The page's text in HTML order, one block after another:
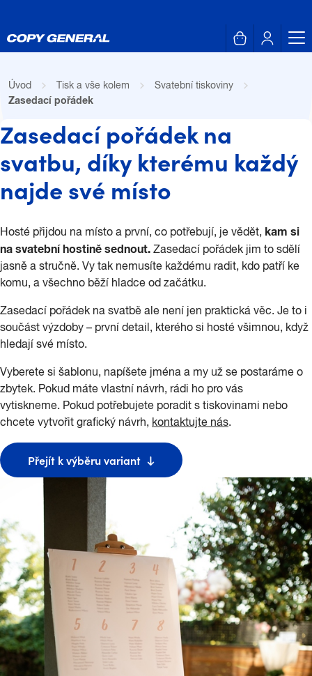
Úvod Tisk a vše kolem
Svatební tiskoviny
Zasedací pořádek
Zasedací pořádek na
svatbu, díky kterému každý
najde své místo
Hosté přijdou na místo a první, co potřebují, je vědět, kam si
na svatební hostině sednout. Zasedací pořádek jim to sdělí
jasně a stručně. Vy tak nemusíte každému radit, kdo patří ke
komu, a všechno běží hladce od začátku.
Zasedací pořádek na svatbě ale není jen praktická věc. Je to i
součást výzdoby – první detail, kterého si hosté všimnou, když
hledají své místo.
Vyberete si šablonu, napíšete jména a my už se postaráme o
zbytek. Pokud máte vlastní návrh, rádi ho pro vás
vytiskneme. Pokud potřebujete poradit s tiskovinami nebo
chcete vytvořit grafický návrh, kontaktujte nás.
Přejít k výběru variant